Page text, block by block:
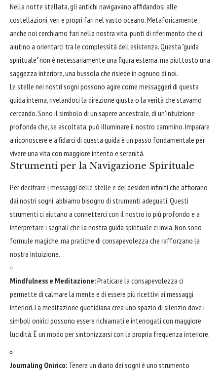
Nella notte stellata, gli antichi navigavano affidandosi alle
costellazioni, veri e propri fari nel vasto oceano. Metaforicamente,
anche noi cerchiamo fari nella nostra vita, punti di riferimento che ci
aiutino a orientarci tra le complessità dell'esistenza. Questa "guida
spirituale" non è necessariamente una figura esterna, ma piuttosto una
saggezza interiore, una bussola che risiede in ognuno di noi.
Le stelle nei nostri sogni possono agire come messaggeri di questa
guida interna, rivelandoci la direzione giusta o la verità che stavamo
cercando. Sono il simbolo di un sapere ancestrale, di un'intuizione
profonda che, se ascoltata, può illuminare il nostro cammino. Imparare
a riconoscere e a fidarci di questa guida è un passo fondamentale per
vivere una vita con maggiore intento e serenità.
Strumenti per la Navigazione Spirituale
Per decifrare i messaggi delle stelle e dei desideri infiniti che affiorano
dai nostri sogni, abbiamo bisogno di strumenti adeguati. Questi
strumenti ci aiutano a connetterci con il nostro io più profondo e a
interpretare i segnali che la nostra guida spirituale ci invia. Non sono
formule magiche, ma pratiche di consapevolezza che rafforzano la
nostra intuizione.
Mindfulness e Meditazione:Praticare la consapevolezza ci
permette di calmare la mente e di essere più ricettivi ai messaggi
interiori. La meditazione quotidiana crea uno spazio di silenzio dove i
simboli onirici possono essere richiamati e interrogati con maggiore
lucidità. È un modo per sintonizzarsi con la propria frequenza interiore.
Journaling Onirico: Tenere un diario dei sogni è uno strumento